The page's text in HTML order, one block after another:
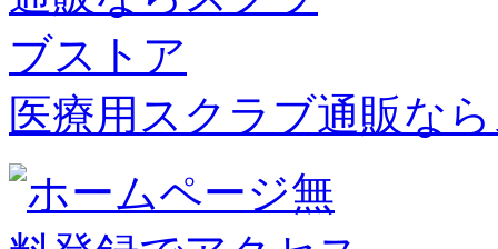
医療用スクラブ通販な